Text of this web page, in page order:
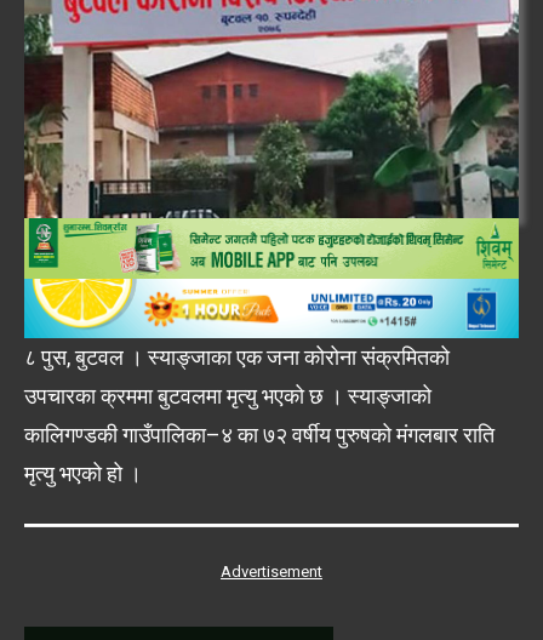
८ पुस, बुटवल । स्याङ्जाका एक जना कोरोना संक्रमितको
उपचारका क्रममा बुटवलमा मृत्यु भएको छ । स्याङ्जाको
कालिगण्डकी गाउँपालिका–४ का ७२ वर्षीय पुरुषको मंगलबार राति
मृत्यु भएको हो ।
Advertisement